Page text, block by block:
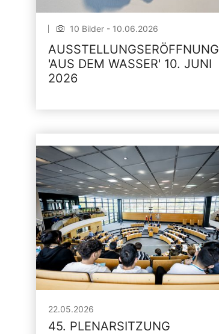
10 Bilder - 10.06.2026
AUSSTELLUNGSERÖFFNUNG
'AUS DEM WASSER' 10. JUNI
2026
22.05.2026
45. PLENARSITZUNG